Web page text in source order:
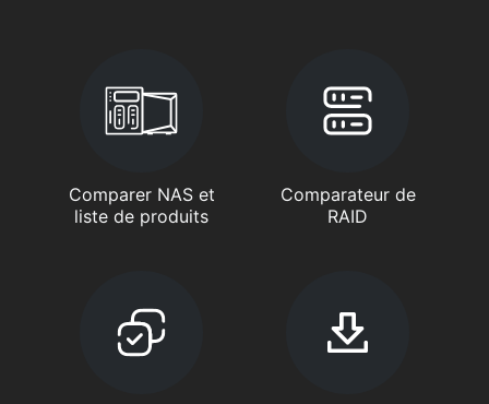
Comparer NAS et
liste de produits
Comparateur de
RAID